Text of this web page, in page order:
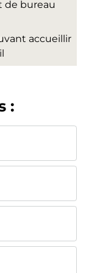
de bureau
accueillir
: